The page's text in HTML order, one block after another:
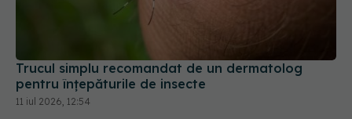
Trucul simplu recomandat de un dermatolog
pentru înțepăturile de insecte
11 iul 2026, 12:54